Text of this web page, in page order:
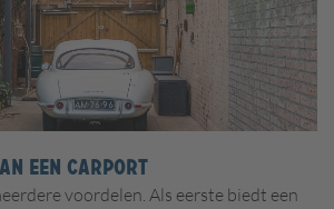
EEN CARPORT
voordelen. Als eerste biedt een